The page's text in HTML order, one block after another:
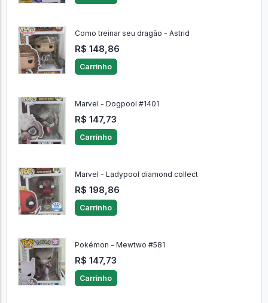
Como treinar seu dragão - Astrid
R$ 148,86
Carrinho
Marvel - Dogpool #1401
R$ 147,73
Carrinho
Marvel - Ladypool diamond collect
R$ 198,86
Carrinho
Pokémon - Mewtwo #581
R$ 147,73
Carrinho